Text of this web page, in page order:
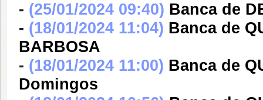
- (25/01/2024 09:40) Banca de
- (18/01/2024 11:04) Banca de
BARBOSA
- (18/01/2024 11:00) Banca de
Domingos